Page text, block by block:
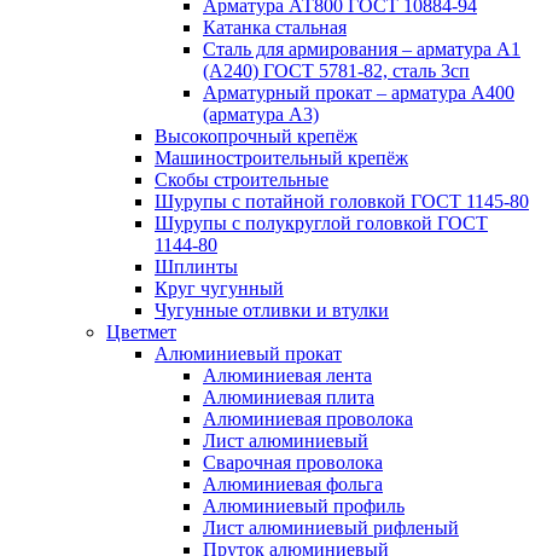
Арматура АТ800 ГОСТ 10884-94
Катанка стальная
Сталь для армирования – арматура А1
(А240) ГОСТ 5781-82, сталь 3сп
Арматурный прокат – арматура А400
(арматура А3)
Высокопрочный крепёж
Машиностроительный крепёж
Скобы строительные
Шурупы с потайной головкой ГОСТ 1145-80
Шурупы с полукруглой головкой ГОСТ
1144-80
Шплинты
Круг чугунный
Чугунные отливки и втулки
Цветмет
Алюминиевый прокат
Алюминиевая лента
Алюминиевая плита
Алюминиевая проволока
Лист алюминиевый
Сварочная проволока
Алюминиевая фольга
Алюминиевый профиль
Лист алюминиевый рифленый
Пруток алюминиевый